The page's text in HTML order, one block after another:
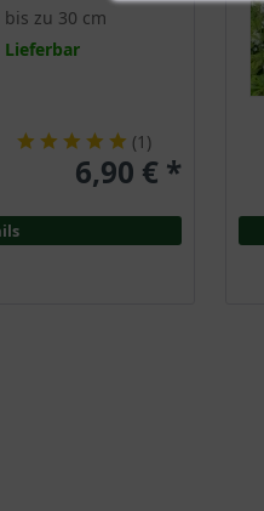
bis zu 30 cm
Lieferbar
(1 )
6,90 € *